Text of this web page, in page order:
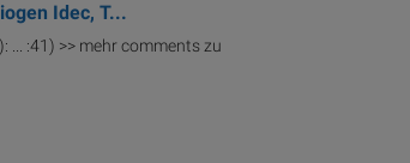
Idec, T...
... :41) >> mehr comments zu